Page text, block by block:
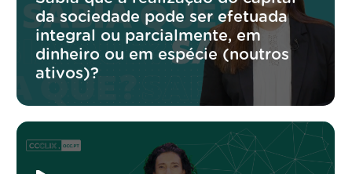
da sociedade pode ser efetuada
integral ou parcialmente, em
dinheiro ou em espécie (noutros
ativos)?